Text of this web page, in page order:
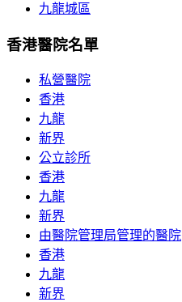
九龍城區
香港醫院名單
私營醫院
香港
九龍
新界
公立診所
香港
九龍
新界
由醫院管理局管理的醫院
香港
九龍
新界